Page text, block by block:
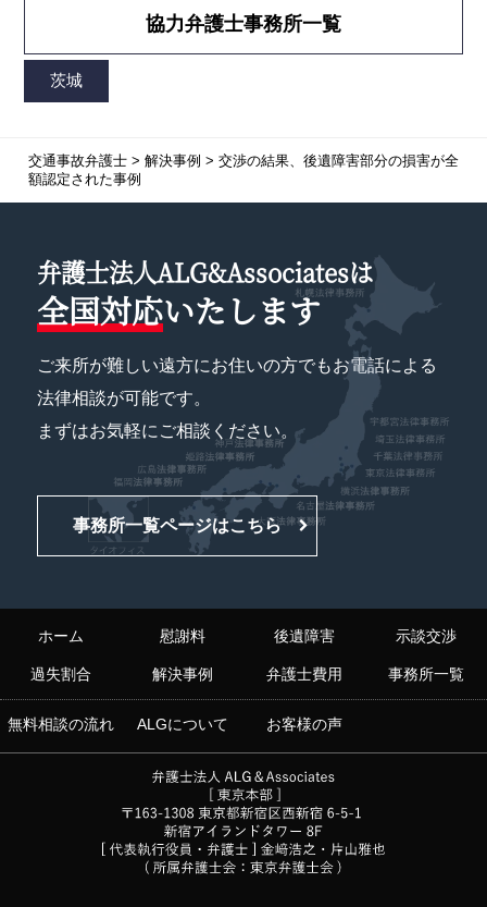
協力弁護士事務所一覧
交通事故弁護士> 解決事例 > 交渉の結果、後遺障害部分の損害が全
額認定された事例
弁護士法人ALG&Associatesは
全国対応いたします
ご来所が難しい遠方にお住いの方でもお電話による
法律相談が可能です。
まずはお気軽にご相談ください。
事務所一覧ページはこちら
ホーム 慰謝料 後遺障害 示談交渉
過失割合 解決事例 弁護士費用 事務所一覧
無料相談の流れ ALGについて お客様の声